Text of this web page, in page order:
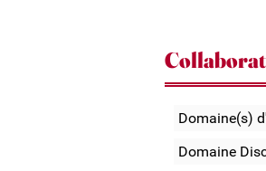
Domaine(s)
Domaine